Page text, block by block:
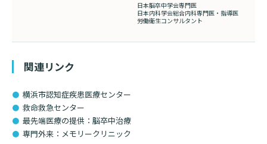
日本脳卒中学会専門医
日本内科学会総合内科専門医・指導医
労働衛生コンサルタント
関連リンク
横浜市認知症疾患医療センター
救命救急センター
最先端医療の提供：脳卒中治療
専門外来：メモリークリニック